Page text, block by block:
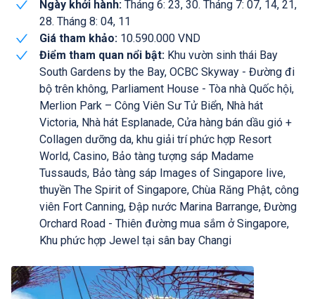
Ngày khởi hành: Tháng 6: 23, 30. Tháng 7: 07, 14, 21,
28. Tháng 8: 04, 11
Giá tham khảo: 10.590.000 VND
Điểm tham quan nổi bật: Khu vườn sinh thái Bay
South Gardens by the Bay, OCBC Skyway - Đường đi
bộ trên không, Parliament House - Tòa nhà Quốc hội,
Merlion Park – Công Viên Sư Tử Biển, Nhà hát
Victoria, Nhà hát Esplanade, Cửa hàng bán dầu gió +
Collagen dưỡng da, khu giải trí phức hợp Resort
World, Casino, Bảo tàng tượng sáp Madame
Tussauds, Bảo tàng sáp Images of Singapore live,
thuyền The Spirit of Singapore, Chùa Răng Phật, công
viên Fort Canning, Đập nước Marina Barrange, Đường
Orchard Road - Thiên đường mua sắm ở Singapore,
Khu phức hợp Jewel tại sân bay Changi